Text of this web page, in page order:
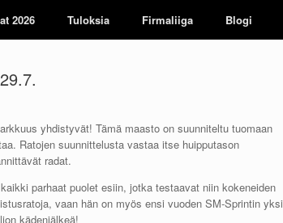
2026 Tuloksia Firmaliiga Blogi
yhdistyvät! Tämä maasto on suunniteltu tuomaan
Ratojen suunnittelusta vastaa itse huipputason
radat.
parhaat puolet esiin, jotka testaavat niin kokeneiden
vaan hän on myös ensi vuoden SM-Sprintin yksi
kädenjälkeä!